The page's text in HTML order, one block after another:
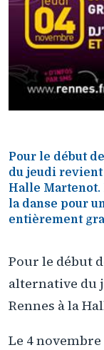
Pour le début
du jeudi revient
Halle Martenot.
la danse pour
entièrement
Pour le début
alternative du
Rennes à la
Le 4 novembre